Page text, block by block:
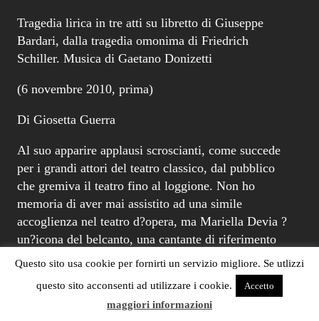
Tragedia lirica in tre atti su libretto di Giuseppe
Bardari, dalla tragedia omonima di Friedrich
Schiller. Musica di Gaetano Donizetti
(6 novembre 2010, prima)
Di Giosetta Guerra
Al suo apparire applausi scroscianti, come succede
per i grandi attori del teatro classico, dal pubblico
che gremiva il teatro fino al loggione. Non ho
memoria di aver mai assistito ad una simile
accoglienza nel teatro d?opera, ma Mariella Devia ?
un?icona del belcanto, una cantante di riferimento
per la gestione del mezzo vocale, per gli esercizi di
alto virtuosismo, per il controllo eccezionale del
fiato, per la melodiosit? infinita del canto, per la
pulizia incontaminata del suono, per la sublimit? dei
Questo sito usa cookie per fornirti un servizio migliore. Se utlizzi
questo sito acconsenti ad utilizzare i cookie.
Accetto
maggiori informazioni